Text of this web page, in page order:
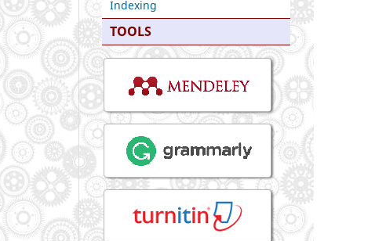
Indexing
TOOLS